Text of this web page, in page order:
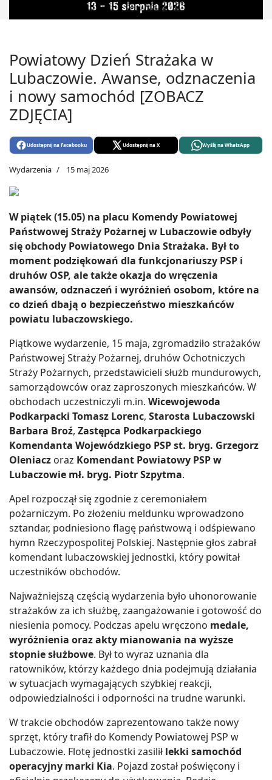
Powiatowy Dzień Strażaka w
Lubaczowie. Awanse, odznaczenia
i nowy samochód [ZOBACZ
ZDJĘCIA]
Udostępnij na Facebooku Udostępnij na X Wyślij na WhatsApp
Wydarzenia 15 maj 2026
W piątek (15.05) na placu Komendy Powiatowej
Państwowej Straży Pożarnej w Lubaczowie odbyły
się obchody Powiatowego Dnia Strażaka. Był to
moment podziękowań dla funkcjonariuszy PSP i
druhów OSP, ale także okazja do wręczenia
awansów, odznaczeń i wyróżnień osobom, które na
co dzień dbają o bezpieczeństwo mieszkańców
powiatu lubaczowskiego.
Piątkowe wydarzenie, 15 maja, zgromadziło strażaków
Państwowej Straży Pożarnej, druhów Ochotniczych
Straży Pożarnych, przedstawicieli służb mundurowych,
samorządowców oraz zaproszonych mieszkańców. W
obchodach uczestniczyli m.in. Wicewojewoda
Podkarpacki Tomasz Lorenc, Starosta Lubaczowski
Barbara Broź, Zastępca Podkarpackiego
Komendanta Wojewódzkiego PSP st. bryg. Grzegorz
Oleniacz oraz Komendant Powiatowy PSP w
Lubaczowie mł. bryg. Piotr Szpytma.
Apel rozpoczął się zgodnie z ceremoniałem
pożarniczym. Po złożeniu meldunku wprowadzono
sztandar, podniesiono flagę państwową i odśpiewano
hymn Rzeczypospolitej Polskiej. Następnie głos zabrał
komendant lubaczowskiej jednostki, który powitał
uczestników obchodów.
Najważniejszą częścią wydarzenia było uhonorowanie
strażaków za ich służbę, zaangażowanie i gotowość do
niesienia pomocy. Podczas apelu wręczono medale,
wyróżnienia oraz akty mianowania na wyższe
stopnie służbowe. Był to wyraz uznania dla
ratowników, którzy każdego dnia podejmują działania
w sytuacjach wymagających szybkiej reakcji,
odpowiedzialności i odporności na trudne warunki.
W trakcie obchodów zaprezentowano także nowy
sprzęt, który trafił do Komendy Powiatowej PSP w
Lubaczowie. Flotę jednostki zasilił lekki samochód
operacyjny marki Kia. Pojazd został poświęcony i